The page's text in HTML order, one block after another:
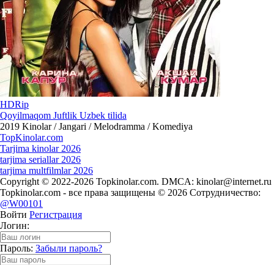
HDRip
Qoyilmaqom Juftlik Uzbek tilida
2019 Kinolar / Jangari / Melodramma / Komediya
TopKinolar.com
Tarjima kinolar 2026
tarjima seriallar 2026
tarjima multfilmlar 2026
Copyright © 2022-2026 Topkinolar.com. DMCA: kinolar@internet.ru
Topkinolar.com - все права защищены © 2026 Сотрудничество:
@W00101
Войти Регистрация
Логин:
Пароль: Забыли пароль?